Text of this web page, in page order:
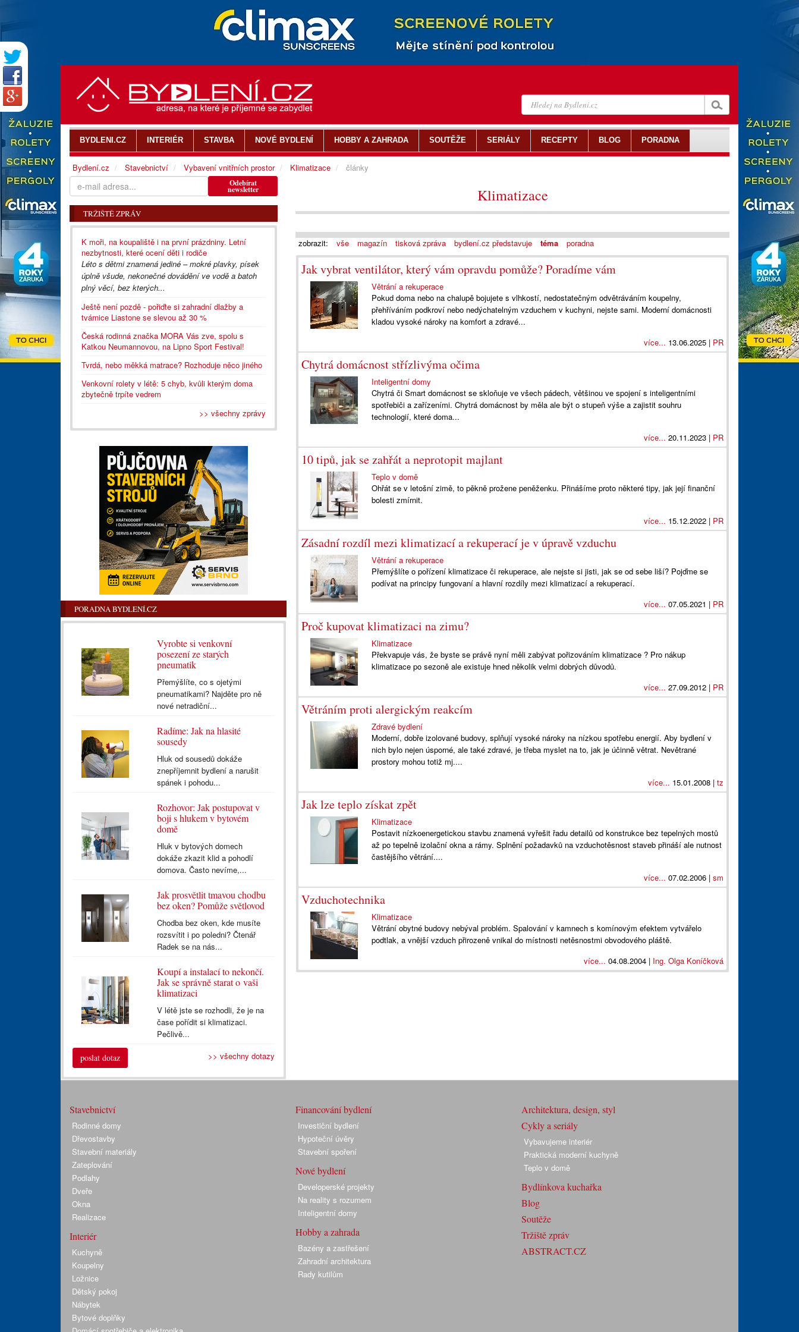
Klimatizace
zobrazit: vše magazín tisková zpráva bydlení.cz představuje téma poradna
Jak vybrat ventilátor, který vám opravdu pomůže? Poradíme vám
Větrání a rekuperace
Pokud doma nebo na chalupě bojujete s vlhkostí, nedostatečným odvětráváním koupelny,
přehříváním podkroví nebo nedýchatelným vzduchem v kuchyni, nejste sami. Moderní domácnosti
kladou vysoké nároky na komfort a zdravé...
více... 13.06.2025 | PR
Chytrá domácnost střízlivýma očima
Inteligentní domy
Chytrá či Smart domácnost se skloňuje ve všech pádech, většinou ve spojení s inteligentními
spotřebiči a zařízeními. Chytrá domácnost by měla ale být o stupeň výše a zajistit souhru
technologií, které doma...
více... 20.11.2023 | PR
10 tipů, jak se zahřát a neprotopit majlant
Teplo v domě
Ohřát se v letošní zimě, to pěkně prožene peněženku. Přinášíme proto některé tipy, jak její finanční
bolesti zmírnit.
více... 15.12.2022 | PR
Zásadní rozdíl mezi klimatizací a rekuperací je v úpravě vzduchu
Větrání a rekuperace
Přemýšlíte o pořízení klimatizace či rekuperace, ale nejste si jisti, jak se od sebe liší? Pojďme se
podívat na principy fungovaní a hlavní rozdíly mezi klimatizací a rekuperací.
více... 07.05.2021 | PR
Proč kupovat klimatizaci na zimu?
Klimatizace
Překvapuje vás, že byste se právě nyní měli zabývat pořizováním klimatizace ? Pro nákup
klimatizace po sezoně ale existuje hned několik velmi dobrých důvodů.
více... 27.09.2012 | PR
Větráním proti alergickým reakcím
Zdravé bydlení
Moderní, dobře izolované budovy, splňují vysoké nároky na nízkou spotřebu energií. Aby bydlení v
nich bylo nejen úsporné, ale také zdravé, je třeba myslet na to, jak je účinně větrat. Nevětrané
prostory mohou totiž mj....
více... 15.01.2008 | tz
Jak lze teplo získat zpět
Klimatizace
Postavit nízkoenergetickou stavbu znamená vyřešit řadu detailů od konstrukce bez tepelných mostů
až po tepelně izolační okna a rámy. Splnění požadavků na vzduchotěsnost staveb přináší ale nutnost
častějšího větrání....
více... 07.02.2006 | sm
Vzduchotechnika
Klimatizace
Větrání obytné budovy nebýval problém. Spalování v kamnech s komínovým efektem vytvářelo
podtlak, a vnější vzduch přirozeně vnikal do místnosti netěsnostmi obvodového pláště.
více... 04.08.2004 | Ing. Olga Koníčková
Odebírat
newsletter
TRŽIŠTĚ ZPRÁV
K moři, na koupaliště i na první prázdniny. Letní
nezbytnosti, které ocení děti i rodiče
Léto s dětmi znamená jediné – mokré plavky, písek
úplně všude, nekonečné dovádění ve vodě a batoh
plný věcí, bez kterých...
Ještě není pozdě - pořiďte si zahradní dlažby a
tvárnice Liastone se slevou až 30 %
Česká rodinná značka MORA Vás zve, spolu s
Katkou Neumannovou, na Lipno Sport Festival!
Tvrdá, nebo měkká matrace? Rozhoduje něco jiného
Venkovní rolety v létě: 5 chyb, kvůli kterým doma
zbytečně trpíte vedrem
>> všechny zprávy
PORADNA BYDLENÍ.CZ
Vyrobte si venkovní
posezení ze starých
pneumatik
Přemýšlíte, co s ojetými
pneumatikami? Najděte pro ně
nové netradiční...
Radíme: Jak na hlasité
sousedy
Hluk od sousedů dokáže
znepříjemnit bydlení a narušit
spánek i pohodu...
Rozhovor: Jak postupovat v
boji s hlukem v bytovém
domě
Hluk v bytových domech
dokáže zkazit klid a pohodlí
domova. Často nevíme,...
Jak prosvětlit tmavou chodbu
bez oken? Pomůže světlovod
Chodba bez oken, kde musíte
rozsvítit i po poledni? Čtenář
Radek se na nás...
Koupí a instalací to nekončí.
Jak se správně starat o vaši
klimatizaci
V létě jste se rozhodli, že je na
čase pořídit si klimatizaci.
Pečlivě...
poslat dotaz >> všechny dotazy
BYDLENI.CZ INTERIÉR STAVBA NOVÉ BYDLENÍ HOBBY A ZAHRADA SOUTĚŽE SERIÁLY RECEPTY BLOG PORADNA
Bydlení.cz Stavebnictví Vybavení vnitřních prostor Klimatizace články
Stavebnictví
Rodinné domy
Dřevostavby
Stavební materiály
Zateplování
Podlahy
Dveře
Okna
Realizace
Interiér
Kuchyně
Koupelny
Ložnice
Dětský pokoj
Nábytek
Bytové doplňky
Financování bydlení
Investiční bydlení
Hypoteční úvěry
Stavební spoření
Nové bydlení
Developerské projekty
Na reality s rozumem
Inteligentní domy
Hobby a zahrada
Bazény a zastřešení
Zahradní architektura
Rady kutilům
Architektura, design, styl
Cykly a seriály
Vybavujeme interiér
Praktická moderní kuchyně
Teplo v domě
Bydlínkova kuchařka
Blog
Soutěže
Tržiště zpráv
ABSTRACT.CZ